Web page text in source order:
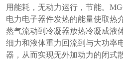
用能耗，无动力运行，节能。
电力电子器件发热的能量使取热
蒸气流动到冷凝器放热冷凝成液
细力和液体重力回流到与大功率
器，从而实现无外加动力的闭式